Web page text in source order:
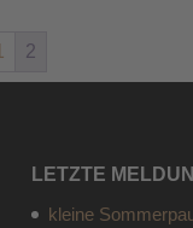
2
LETZTE
kleine